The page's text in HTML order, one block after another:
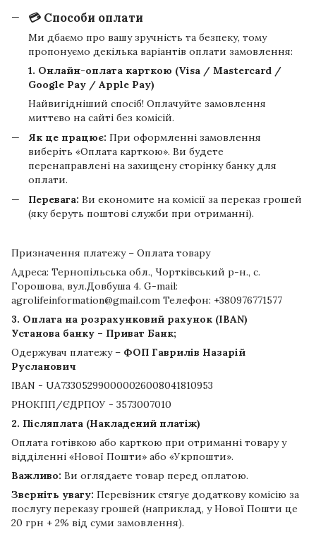
💳 Способи оплати
Ми дбаємо про вашу зручність та безпеку, тому
пропонуємо декілька варіантів оплати замовлення:
1. Онлайн-оплата карткою (Visa / Mastercard /
Google Pay / Apple Pay)
Найвигідніший спосіб! Оплачуйте замовлення
миттєво на сайті без комісій.
Як це працює: При оформленні замовлення
виберіть «Оплата карткою». Ви будете
перенаправлені на захищену сторінку банку для
оплати.
Перевага: Ви економите на комісії за переказ грошей
(яку беруть поштові служби при отриманні).
Призначення платежу – Оплата товару
Адреса: Тернопільська обл., Чортківський р-н., с.
Горошова, вул.Довбуша 4. G-mail:
agrolifeinformation@gmail.com Телефон: +380976771577
3. Оплата на розрахунковий рахунок (IBAN)
Установа банку – Приват Банк;
Одержувач платежу – ФОП Гаврилів Назарій
Русланович
IBAN - UA733052990000026008041810953
РНОКПП/ЄДРПОУ - 3573007010
2. Післяплата (Накладений платіж)
Оплата готівкою або карткою при отриманні товару у
відділенні «Нової Пошти» або «Укрпошти».
Важливо: Ви оглядаєте товар перед оплатою.
Зверніть увагу: Перевізник стягує додаткову комісію за
послугу переказу грошей (наприклад, у Нової Пошти це
20 грн + 2% від суми замовлення).